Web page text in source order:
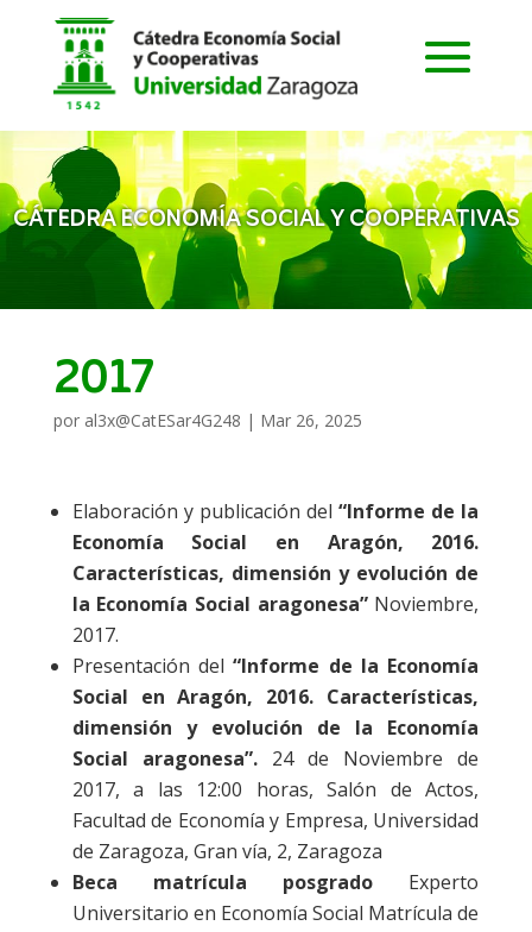
CÁTEDRA ECONOMÍA SOCIAL Y COOPERATIVAS
2017
por al3x@CatESar4G248 | Mar 26, 2025
Elaboración y publicación del “Informe de la
Economía Social en Aragón, 2016.
Características, dimensión y evolución de
la Economía Social aragonesa”Noviembre,
2017.
Presentación del“Informe de la Economía
Social en Aragón, 2016. Características,
dimensión y evolución de la Economía
Social aragonesa”.24 de Noviembre de
2017, a las 12:00 horas, Salón de Actos,
Facultad de Economía y Empresa, Universidad
de Zaragoza, Gran vía, 2, Zaragoza
Beca matrícula posgrado Experto
Universitario en Economía Social Matrícula de